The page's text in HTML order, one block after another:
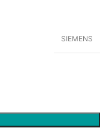
SIEMENS